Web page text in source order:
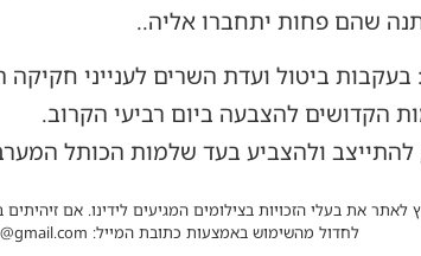
שהם פחות יתחברו אליה..
ביטול ועדת השרים לענייני
הקדושים להצבעה ביום רביעי הקרוב.
ולהצביע בעד שלמות הכותל
לאתר את בעלי הזכויות בצילומים המגיעים לידינו. אם
לחדול מהשימוש באמצעות כתובת המייל: haredim.jerusalem@gmail.com